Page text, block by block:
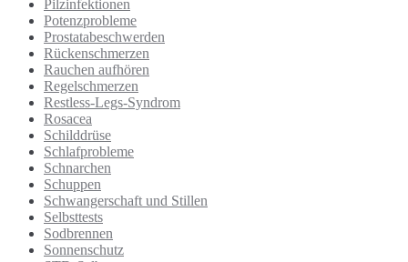
Pilzinfektionen
Potenzprobleme
Prostatabeschwerden
Rückenschmerzen
Rauchen aufhören
Regelschmerzen
Restless-Legs-Syndrom
Rosacea
Schilddrüse
Schlafprobleme
Schnarchen
Schuppen
Schwangerschaft und Stillen
Selbsttests
Sodbrennen
Sonnenschutz